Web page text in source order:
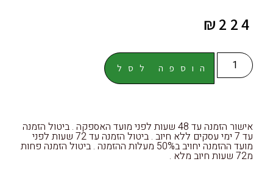
₪ 224
הוספה לסל
אישור הזמנה עד 48 שעות לפני מועד האספקה . ביטול הזמנה
עד 7 ימי עסקים ללא חיוב . ביטול הזמנה עד 72 שעות לפני
מועד ההזמנה יחויב ב50% מעלות ההזמנה . ביטול הזמנה פחות
מ72 שעות חיוב מלא .